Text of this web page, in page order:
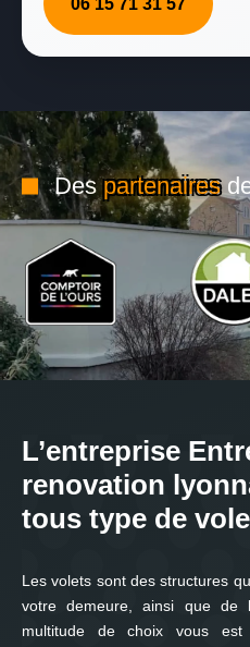
06 15 71 31 57
Despartenaires
L’entreprise
renovation
tous type de
Les volets sont des structures
votre demeure, ainsi que de
multitude de choix vous